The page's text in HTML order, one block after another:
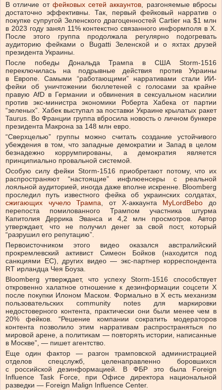
В отличие от фейковых сетей аккаунтов, разгоняемые вбросы
достаточно эффективны. Так, первый фейковый нарратив о
покупке супругой Зеленского драгоценностей Cartier на $1 млн
в 2023 году занял 11% контекстно связанного информполя в X.
После этого группа продолжала регулярно подогревать
аудиторию фейками о Bugatti Зеленской и о яхтах друзей
президента Украины.
После победы Дональда Трампа в США Storm-1516
переключилась на подрывные действия против Украины
в Европе. Самыми “работающими” нарративами стали ИИ-
фейки об уничтожении бюллетеней с голосами за крайне
правую AfD в Германии и обвинения в сексуальном насилии
против экс-министра экономики Роберта Хабека от партии
“зеленых”. Хабек выступал за поставки Украине крылатых ракет
Taurus. Во Франции группа вбросила новость о личном бункере
президента Макрона за 148 млн евро.
“Сверхцелью” группы можно считать создание устойчивого
убеждения в том, что западные демократии и Запад в целом
безнадежно коррумпированы, а демократия является
принципиально провальной системой.
Особую силу фейки Storm-1516 приобретают потому, что их
распространяют “настоящие” инфлюенсеры с реальной
лояльной аудиторией, иногда даже вполне искренне. Bloomberg
проследил путь известного фейка об украинских солдатах,
сжигающих чучело Трампа, от X-аккаунта MyLordBebo до
перепоста помилованного Трампом участника штурма
Капитолия Деррика Эванса и 4,2 млн просмотров. Автор
утверждает, что не получил денег за свой пост, который
“разрушил его репутацию”.
Первоисточником этого видео оказался австралийский
прокремлевский активист Симеон Бойков (находится под
санкциями ЕС), других видео — экс-партнер корреспондента
RT ирландца Чея Боуза.
Bloomberg утверждает, что успеху Storm-1516 способствует
откровенно халатное отношение к дезинформации соцсети X
после покупки Илоном Маском. Формально в X есть механизм
пользовательских community notes для маркировки
недостоверного контента, практически они были менее чем в
20% фейков. “Решение компании сократить модераторов
контента позволило этим нарративам распространяться по
мировой арене, а политикам — повторять истории, написанные
в Москве”, — пишет агентство.
Еще один фактор — разгон трамповской администрацией
отделов спецслужб, целенаправленно боровшихся
с российской дезинформацией. В ФБР это была Foreign
Influence Task Force, при Офисе директора национальной
разведки — Foreign Malign Influence Center.